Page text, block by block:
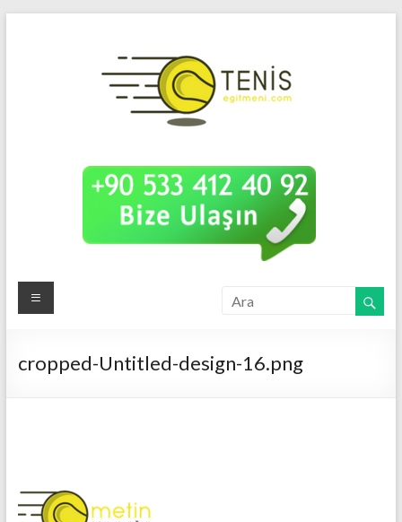
cropped-Untitled-design-16.png